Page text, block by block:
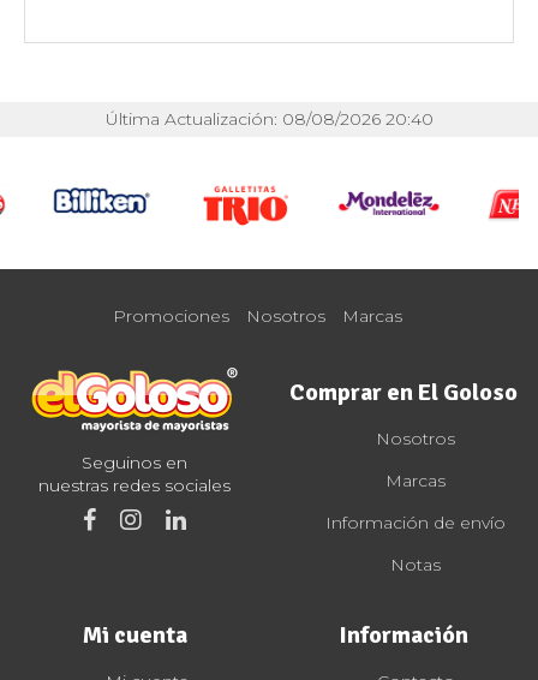
Última Actualización: 08/08/2026 20:40
Promociones Nosotros Marcas
Seguinos en
nuestras redes sociales
Comprar en El Goloso
Nosotros
Marcas
Información de envío
Notas
Mi cuenta Información